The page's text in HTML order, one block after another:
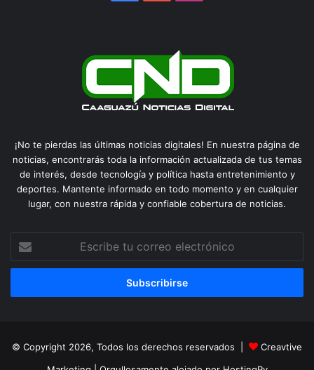
¡No te pierdas las últimas noticias digitales! En nuestra página de
noticias, encontrarás toda la información actualizada de tus temas
de interés, desde tecnología y política hasta entretenimiento y
deportes. Mantente informado en todo momento y en cualquier
lugar, con nuestra rápida y confiable cobertura de noticias.
correo
© Copyright 2026, Todos los derechos reservados |
Creavtive